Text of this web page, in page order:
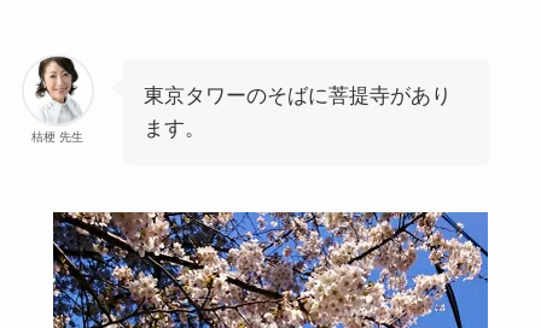
桔梗 先生
東京タワーのそばに菩提寺があり
ます。